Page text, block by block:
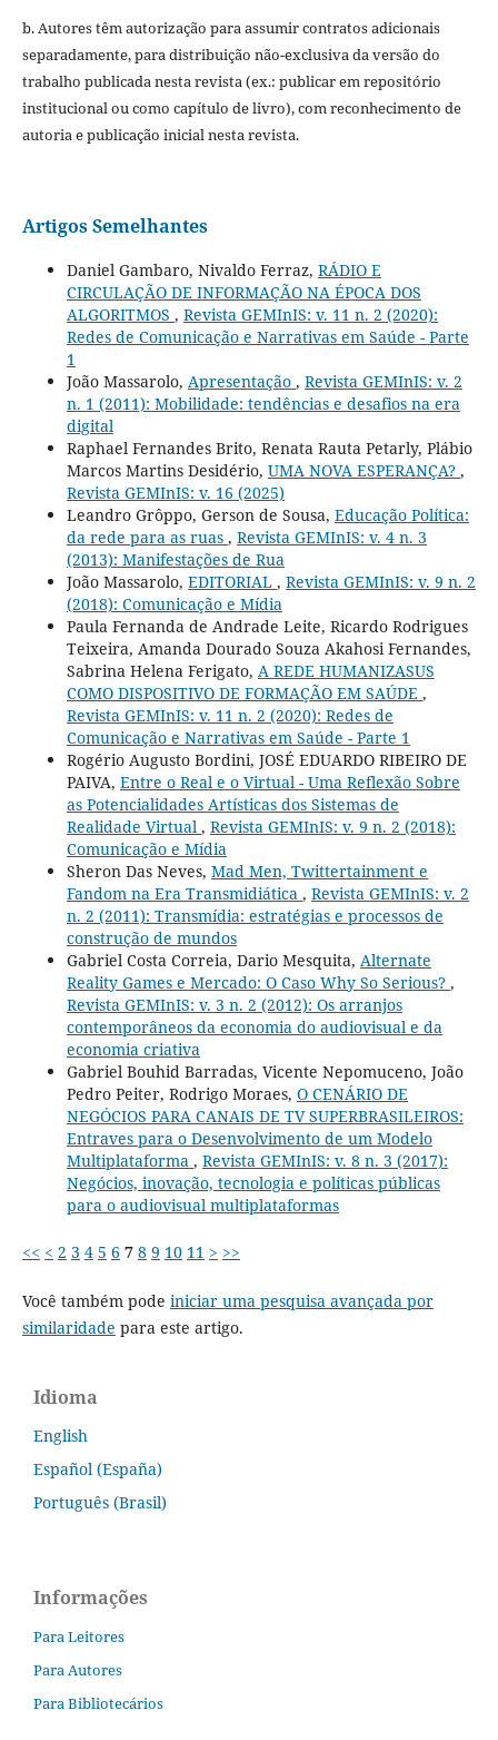
b. Autores têm autorização para assumir contratos adicionais
separadamente, para distribuição não-exclusiva da versão do
trabalho publicada nesta revista (ex.: publicar em repositório
institucional ou como capítulo de livro), com reconhecimento de
autoria e publicação inicial nesta revista.
Artigos Semelhantes
Daniel Gambaro, Nivaldo Ferraz, RÁDIO E
CIRCULAÇÃO DE INFORMAÇÃO NA ÉPOCA DOS
ALGORITMOS , Revista GEMInIS: v. 11 n. 2 (2020):
Redes de Comunicação e Narrativas em Saúde - Parte
1
João Massarolo, Apresentação , Revista GEMInIS: v. 2
n. 1 (2011): Mobilidade: tendências e desafios na era
digital
Raphael Fernandes Brito, Renata Rauta Petarly, Plábio
Marcos Martins Desidério, UMA NOVA ESPERANÇA? ,
Revista GEMInIS: v. 16 (2025)
Leandro Grôppo, Gerson de Sousa, Educação Política:
da rede para as ruas , Revista GEMInIS: v. 4 n. 3
(2013): Manifestações de Rua
João Massarolo, EDITORIAL , Revista GEMInIS: v. 9 n. 2
(2018): Comunicação e Mídia
Paula Fernanda de Andrade Leite, Ricardo Rodrigues
Teixeira, Amanda Dourado Souza Akahosi Fernandes,
Sabrina Helena Ferigato, A REDE HUMANIZASUS
COMO DISPOSITIVO DE FORMAÇÃO EM SAÚDE ,
Revista GEMInIS: v. 11 n. 2 (2020): Redes de
Comunicação e Narrativas em Saúde - Parte 1
Rogério Augusto Bordini, JOSÉ EDUARDO RIBEIRO DE
PAIVA, Entre o Real e o Virtual - Uma Reflexão Sobre
as Potencialidades Artísticas dos Sistemas de
Realidade Virtual , Revista GEMInIS: v. 9 n. 2 (2018):
Comunicação e Mídia
Sheron Das Neves, Mad Men, Twittertainment e
Fandom na Era Transmidiática , Revista GEMInIS: v. 2
n. 2 (2011): Transmídia: estratégias e processos de
construção de mundos
Gabriel Costa Correia, Dario Mesquita, Alternate
Reality Games e Mercado: O Caso Why So Serious? ,
Revista GEMInIS: v. 3 n. 2 (2012): Os arranjos
contemporâneos da economia do audiovisual e da
economia criativa
Gabriel Bouhid Barradas, Vicente Nepomuceno, João
Pedro Peiter, Rodrigo Moraes, O CENÁRIO DE
NEGÓCIOS PARA CANAIS DE TV SUPERBRASILEIROS:
Entraves para o Desenvolvimento de um Modelo
Multiplataforma , Revista GEMInIS: v. 8 n. 3 (2017):
Negócios, inovação, tecnologia e políticas públicas
para o audiovisual multiplataformas
<< < 2 3 4 5 6 7 8 9 10 11 > >>
Você também pode iniciar uma pesquisa avançada por
similaridade para este artigo.
Idioma
English
Español (España)
Português (Brasil)
Informações
Para Leitores
Para Autores
Para Bibliotecários